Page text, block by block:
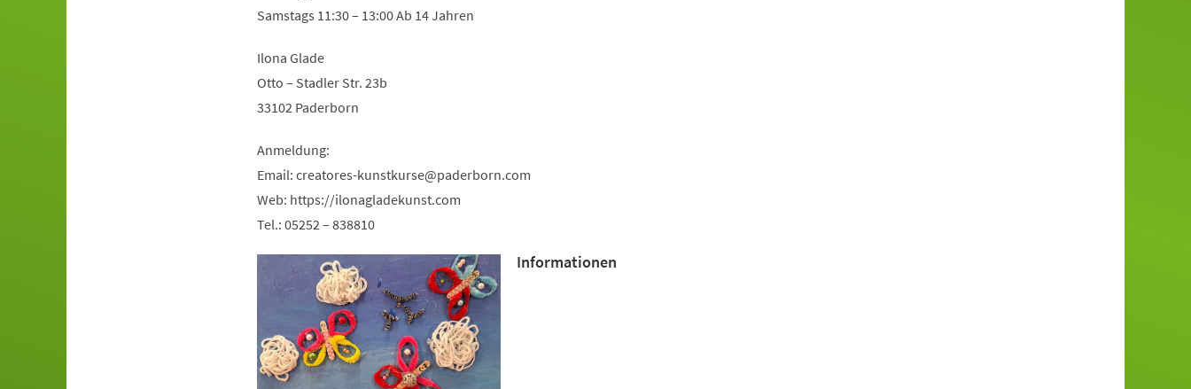
Samstags 11:30 – 13:00 Ab 14 Jahren
Ilona Glade
Otto – Stadler Str. 23b
33102 Paderborn
Anmeldung:
Email: creatores-kunstkurse paderborn com
Web: https://ilonagladekunst.com
Tel.: 05252 – 838810
Informationen